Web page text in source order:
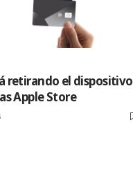
retirando el dispositivo
Apple Store